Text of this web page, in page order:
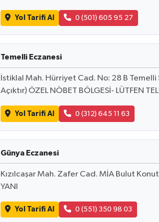
Yol Tarifi Al 0 (501) 605 95 27
Temelli Eczanesi
İstiklal Mah. Hürriyet Cad. No: 28 B
Açıktır) ÖZEL NÖBET BÖLGESİ- LÜTFEN
Yol Tarifi Al 0 (312) 645 11 63
Günya Eczanesi
Kızılcaşar Mah. Zafer Cad. MİA Bulut
YANI
Yol Tarifi Al 0 (551) 350 98 03